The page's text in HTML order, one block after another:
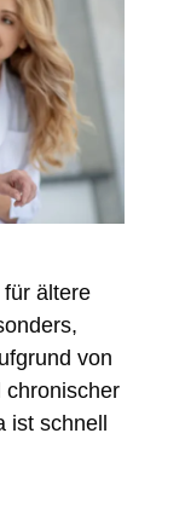
ältere
von
chronischer
schnell